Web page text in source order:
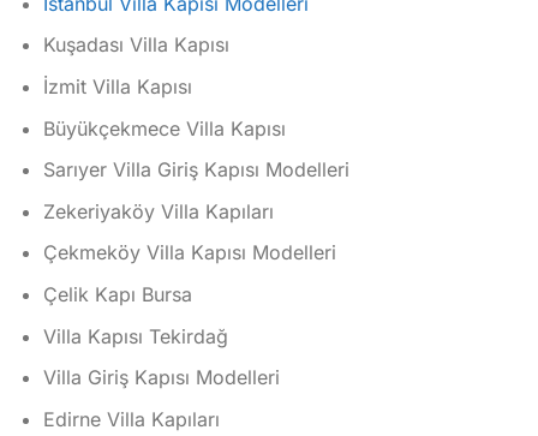
Kuşadası Villa Kapısı
İzmit Villa Kapısı
Büyükçekmece Villa Kapısı
Sarıyer Villa Giriş Kapısı Modelleri
Zekeriyaköy Villa Kapıları
Çekmeköy Villa Kapısı Modelleri
Çelik Kapı Bursa
Villa Kapısı Tekirdağ
Villa Giriş Kapısı Modelleri
Edirne Villa Kapıları